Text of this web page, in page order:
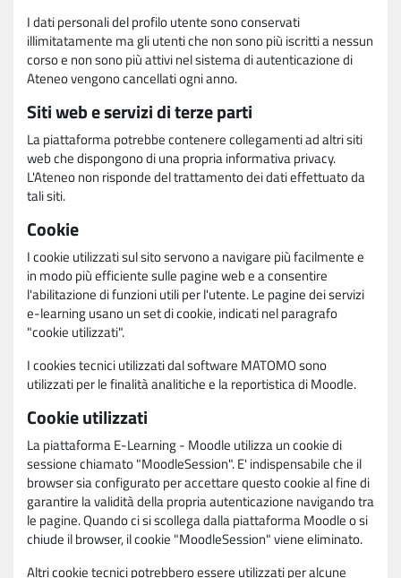
I dati personali del profilo utente sono conservati
illimitatamente ma gli utenti che non sono più iscritti a nessun
corso e non sono più attivi nel sistema di autenticazione di
Ateneo vengono cancellati ogni anno.
Siti web e servizi di terze parti
La piattaforma potrebbe contenere collegamenti ad altri siti
web che dispongono di una propria informativa privacy.
L'Ateneo non risponde del trattamento dei dati effettuato da
tali siti.
Cookie
I cookie utilizzati sul sito servono a navigare più facilmente e
in modo più efficiente sulle pagine web e a consentire
l'abilitazione di funzioni utili per l'utente. Le pagine dei servizi
e-learning usano un set di cookie, indicati nel paragrafo
"cookie utilizzati".
I cookies tecnici utilizzati dal software MATOMO sono
utilizzati per le finalità analitiche e la reportistica di Moodle.
Cookie utilizzati
La piattaforma E-Learning - Moodle utilizza un cookie di
sessione chiamato "MoodleSession". E' indispensabile che il
browser sia configurato per accettare questo cookie al fine di
garantire la validità della propria autenticazione navigando tra
le pagine. Quando ci si scollega dalla piattaforma Moodle o si
chiude il browser, il cookie "MoodleSession" viene eliminato.
Altri cookie tecnici potrebbero essere utilizzati per alcune